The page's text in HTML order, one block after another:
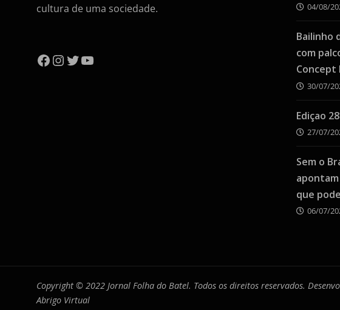
cultura de uma sociedade.
Facebook
Instagram
Twitter
YouTube
04/08/
Bailinho
com
Concept
30/07/
Ediçao
27/07/
Sem o
que
06/07/
Copyright © 2022 Jornal Folha do Batel. Todos os direitos reservados.
Abrigo Virtual